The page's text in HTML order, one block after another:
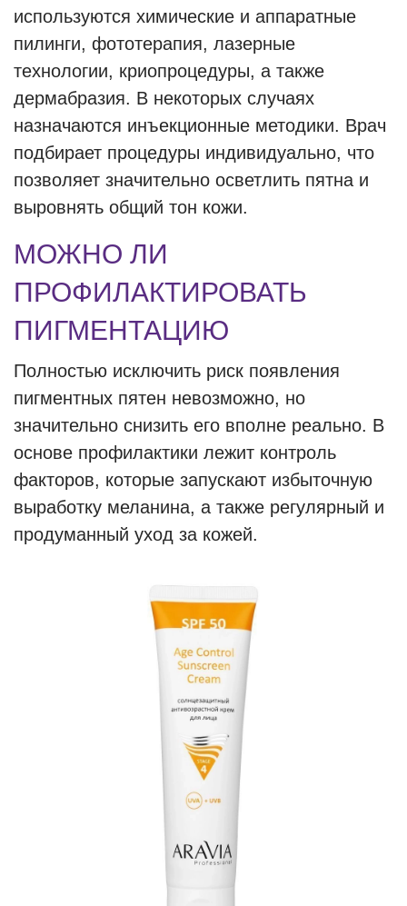
используются химические и аппаратные
пилинги, фототерапия, лазерные
технологии, криопроцедуры, а также
дермабразия. В некоторых случаях
назначаются инъекционные методики. Врач
подбирает процедуры индивидуально, что
позволяет значительно осветлить пятна и
выровнять общий тон кожи.
МОЖНО ЛИ
ПРОФИЛАКТИРОВАТЬ
ПИГМЕНТАЦИЮ
Полностью исключить риск появления
пигментных пятен невозможно, но
значительно снизить его вполне реально. В
основе профилактики лежит контроль
факторов, которые запускают избыточную
выработку меланина, а также регулярный и
продуманный уход за кожей.